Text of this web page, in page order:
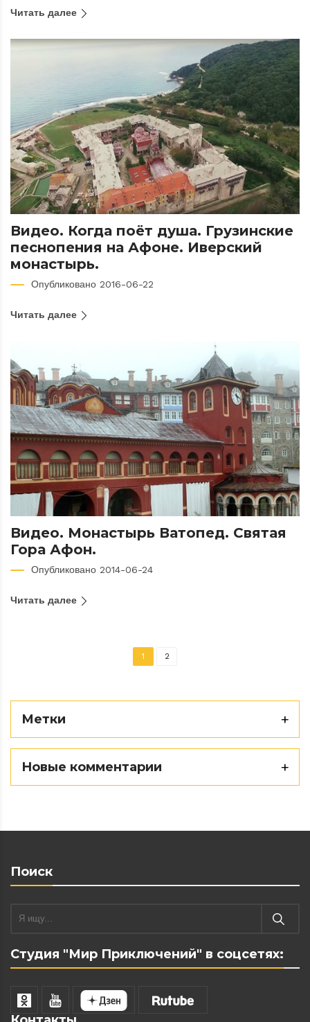
Читать далее
Видео. Когда поёт душа. Грузинские
песнопения на Афоне. Иверский
монастырь.
Опубликовано 2016-06-22
Читать далее
Видео. Монастырь Ватопед. Святая
Гора Афон.
Опубликовано 2014-06-24
Читать далее
1 2
Метки
Новые комментарии
Студия "Мир Приключений" в соцсетях:
Поиск